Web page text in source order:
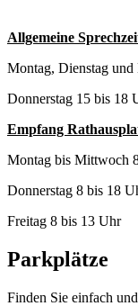
Allgemeine
Montag, Dienstag
Donnerstag 15 bis 18
Empfang
Montag bis Mittwoch
Donnerstag 8 bis 18
Freitag 8 bis 13 Uhr
Parkplätze
Finden Sie einfach